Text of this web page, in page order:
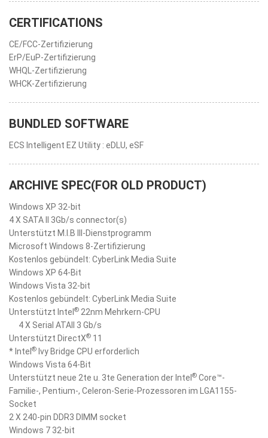
CERTIFICATIONS
CE/FCC-Zertifizierung
ErP/EuP-Zertifizierung
WHQL-Zertifizierung
WHCK-Zertifizierung
BUNDLED SOFTWARE
ECS Intelligent EZ Utility : eDLU, eSF
ARCHIVE SPEC(FOR OLD PRODUCT)
Windows XP 32-bit
4 X SATA II 3Gb/s connector(s)
Unterstützt M.I.B III-Dienstprogramm
Microsoft Windows 8-Zertifizierung
Kostenlos gebündelt: CyberLink Media Suite
Windows XP 64-Bit
Windows Vista 32-bit
Kostenlos gebündelt: CyberLink Media Suite
Unterstützt Intel ® 22nm Mehrkern-CPU
4 X Serial ATAII 3 Gb/s
Unterstützt DirectX® 11
* Intel ® Ivy Bridge CPU erforderlich
Windows Vista 64-Bit
Unterstützt neue 2te u. 3te Generation der Intel ® Core™-
Familie-, Pentium-, Celeron-Serie-Prozessoren im LGA1155-
Socket
2 X 240-pin DDR3 DIMM socket
Windows 7 32-bit